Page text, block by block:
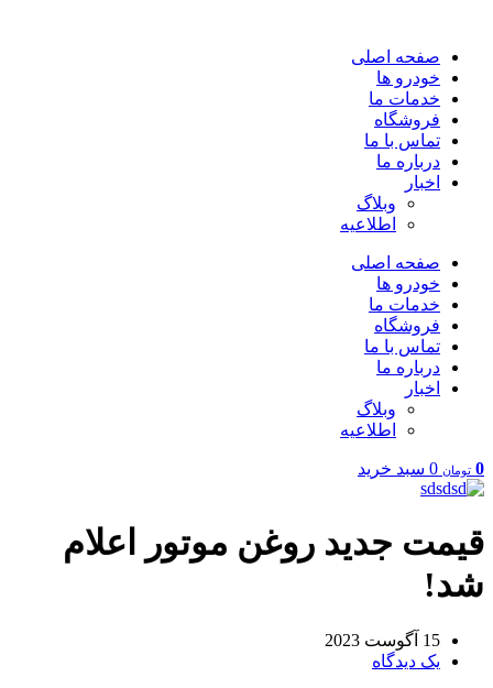
محتوا
صفحه اصلی
خودرو ها
خدمات ما
فروشگاه
تماس با ما
درباره ما
اخبار
وبلاگ
اطلاعیه
صفحه اصلی
خودرو ها
خدمات ما
فروشگاه
تماس با ما
درباره ما
اخبار
وبلاگ
اطلاعیه
0 تومان 0 سبد خرید
قیمت جدید روغن موتور اعلام
شد!
15 آگوست 2023
یک دیدگاه